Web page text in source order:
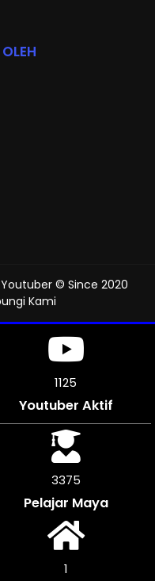
© Since 2020
Kami
1293
Youtuber Aktif
3876
Pelajar Maya
1